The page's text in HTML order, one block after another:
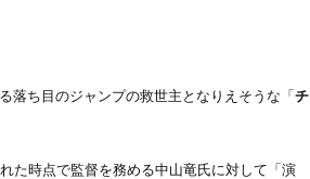
落ち目のジャンプの救世主となりえそうな「チ
た時点で監督を務める中山竜氏に対して「演